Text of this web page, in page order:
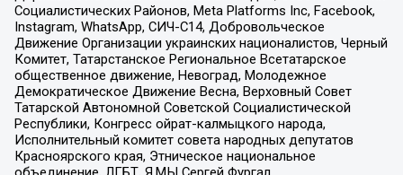
Социалистических Районов, Meta Platforms Inc, Facebook,
Instagram, WhatsApp, СИЧ-С14, Добровольческое
Движение Организации украинских националистов, Черный
Комитет, Татарстанское Региональное Всетатарское
общественное движение, Невоград, Молодежное
Демократическое Движение Весна, Верховный Совет
Татарской Автономной Советской Социалистической
Республики, Конгресс ойрат-калмыцкого народа,
Исполнительный комитет совета народных депутатов
Красноярского края, Этническое национальное